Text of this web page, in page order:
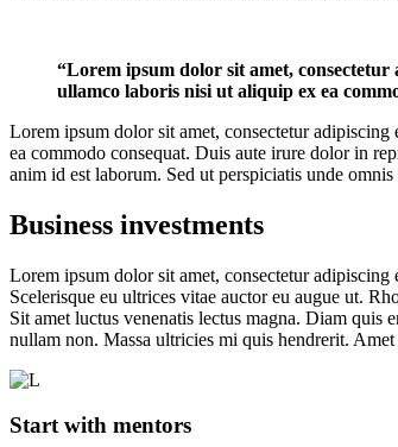
“Lorem ipsum dolor sit amet,
ullamco laboris nisi ut aliquip ex ea
Lorem ipsum dolor sit amet, consectetur
ea commodo consequat. Duis aute irure dolor in
anim id est laborum. Sed ut perspiciatis unde
Business investments
Lorem ipsum dolor sit amet, consectetur
Scelerisque eu ultrices vitae auctor eu augue ut.
Sit amet luctus venenatis lectus magna. Diam
nullam non. Massa ultricies mi quis hendrerit.
Start with mentors